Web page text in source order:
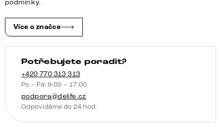
Onice
Grigio
Spider
kov
titanová
barva
množství
podmínky.
Více o značce
Potřebujete poradit?
+420 770 313 313
Po – Pá: 9:00 – 17:00
podpora@delife.cz
Odpovídáme do 24 hod.